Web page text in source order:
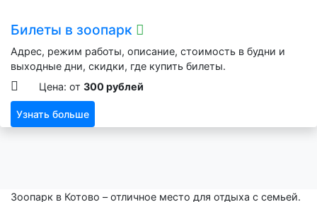
Билеты в зоопарк
Адрес, режим работы, описание, стоимость в будни и
выходные дни, скидки, где купить билеты.
Цена: от 300 рублей
Узнать больше
Зоопарк в Котово – отличное место для отдыха с семьей.